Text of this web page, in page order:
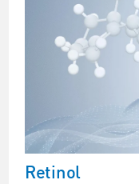
Retinol